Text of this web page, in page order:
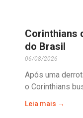
Corinthians
do Brasil
06/08/2026
Após uma
o Corinthians
Leia mais →